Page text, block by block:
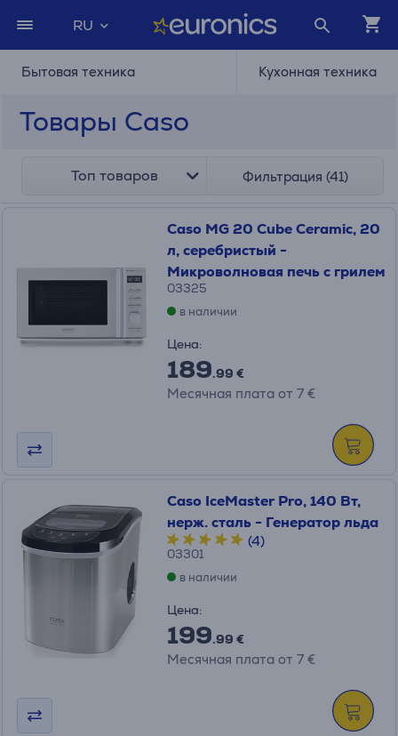
RU
Бытовая техника Кухонная техника
Товары Caso
Топ товаров Фильтрация (41)
Caso MG 20 Cube Ceramic, 20
л, серебристый -
Микроволновая печь с грилем
03325
в наличии
Цена:
189.99 €
Месячная плата от 7 €
Caso IceMaster Pro, 140 Вт,
нерж. сталь - Генератор льда
(4)
03301
в наличии
Цена:
199.99 €
Месячная плата от 7 €